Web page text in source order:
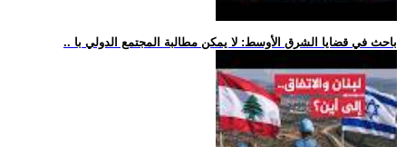
.. باحث في قضايا الشرق الأوسط: لا يمكن مطالبة المجتمع الدولي با